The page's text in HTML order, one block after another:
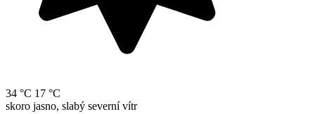
34 °C 17 °C
skoro jasno, slabý severní vítr